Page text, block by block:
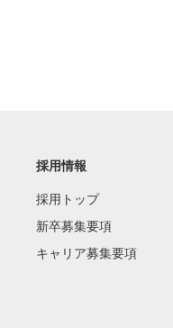
採用情報
採用トップ
新卒募集要項
キャリア募集要項